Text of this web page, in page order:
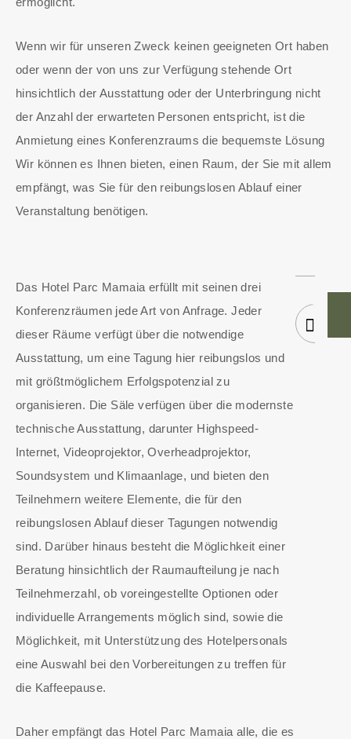
Wenn wir für unseren Zweck keinen geeigneten Ort haben
oder wenn der von uns zur Verfügung stehende Ort
hinsichtlich der Ausstattung oder der Unterbringung nicht
der Anzahl der erwarteten Personen entspricht, ist die
Anmietung eines Konferenzraums die bequemste Lösung
Wir können es Ihnen bieten, einen Raum, der Sie mit allem
empfängt, was Sie für den reibungslosen Ablauf einer
Veranstaltung benötigen.
Das Hotel Parc Mamaia erfüllt mit seinen drei
Konferenzräumen jede Art von Anfrage. Jeder
dieser Räume verfügt über die notwendige
Ausstattung, um eine Tagung hier reibungslos und
mit größtmöglichem Erfolgspotenzial zu
organisieren. Die Säle verfügen über die modernste
technische Ausstattung, darunter Highspeed-
Internet, Videoprojektor, Overheadprojektor,
Soundsystem und Klimaanlage, und bieten den
Teilnehmern weitere Elemente, die für den
reibungslosen Ablauf dieser Tagungen notwendig
sind. Darüber hinaus besteht die Möglichkeit einer
Beratung hinsichtlich der Raumaufteilung je nach
Teilnehmerzahl, ob voreingestellte Optionen oder
individuelle Arrangements möglich sind, sowie die
Möglichkeit, mit Unterstützung des Hotelpersonals
eine Auswahl bei den Vorbereitungen zu treffen für
die Kaffeepause.
Daher empfängt das Hotel Parc Mamaia alle, die es